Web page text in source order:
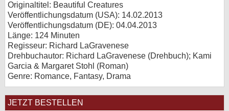
Originaltitel: Beautiful Creatures
Veröffentlichungsdatum (USA): 14.02.2013
Veröffentlichungsdatum (DE): 04.04.2013
Länge: 124 Minuten
Regisseur: Richard LaGravenese
Drehbuchautor: Richard LaGravenese (Drehbuch); Kami
Garcia & Margaret Stohl (Roman)
Genre: Romance, Fantasy, Drama
JETZT BESTELLEN